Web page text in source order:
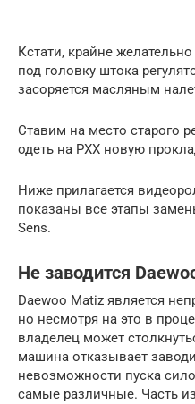
Кстати, крайне
под головку штока
засоряется масляным
Ставим на место старого
одеть на РХХ новую
Ниже прилагается
показаны все этапы
Sens.
Не заводится
Daewoo Matiz является
но несмотря на это в
владелец может
машина отказывает
невозможности пуска
самые различные. Часть